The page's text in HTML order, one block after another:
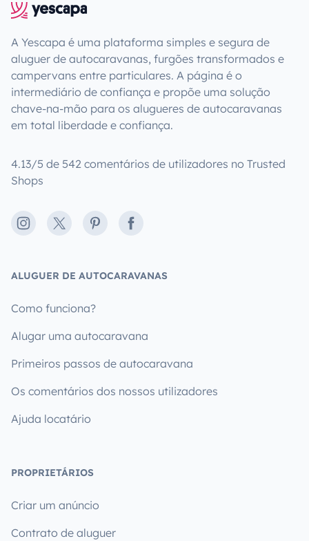
A Yescapa é uma plataforma simples e segura de
aluguer de autocaravanas, furgões transformados e
campervans entre particulares. A página é o
intermediário de confiança e propõe uma solução
chave-na-mão para os alugueres de autocaravanas
em total liberdade e confiança.
4.13/5 de 542 comentários de utilizadores no Trusted
Shops
Instagram
X PinterestFacebook
ALUGUER DE AUTOCARAVANAS
Como funciona?
Alugar uma autocaravana
Primeiros passos de autocaravana
Os comentários dos nossos utilizadores
Ajuda locatário
PROPRIETÁRIOS
Criar um anúncio
Contrato de aluguer